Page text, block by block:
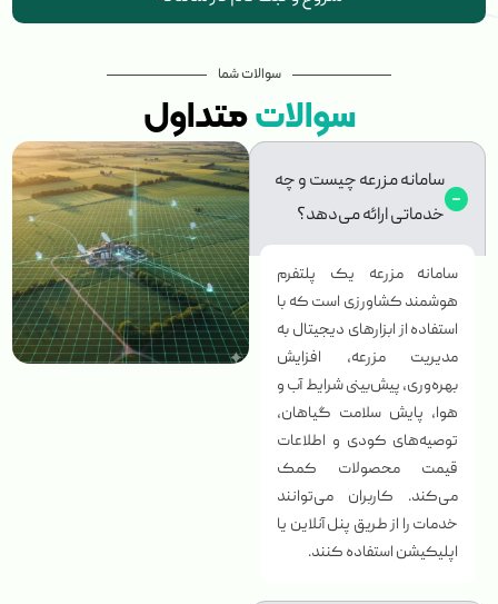
سوالات شما
سوالاتمتداول
سامانه مزرعه چیست و چه
خدماتی ارائه می‌دهد؟
سامانه مزرعه یک پلتفرم
هوشمند کشاورزی است که با
استفاده از ابزارهای دیجیتال به
مدیریت مزرعه، افزایش
بهره‌وری، پیش‌بینی شرایط آب و
هوا، پایش سلامت گیاهان،
توصیه‌های کودی و اطلاعات
قیمت محصولات کمک
می‌کند. کاربران می‌توانند
خدمات را از طریق پنل آنلاین یا
اپلیکیشن استفاده کنند.